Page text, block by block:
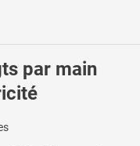
par main